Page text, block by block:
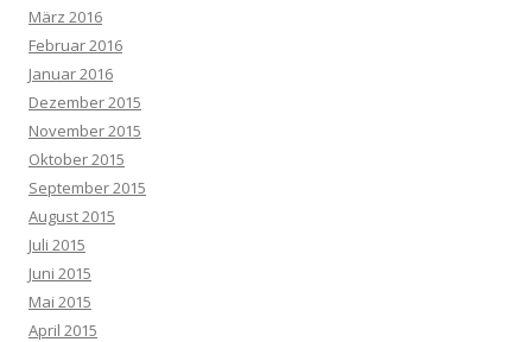
März 2016
Februar 2016
Januar 2016
Dezember 2015
November 2015
Oktober 2015
September 2015
August 2015
Juli 2015
Juni 2015
Mai 2015
April 2015